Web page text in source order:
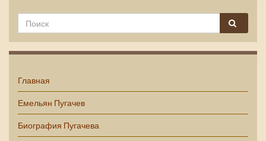
Емельян Пугачев
Главная
Емельян Пугачев
Биография Пугачева